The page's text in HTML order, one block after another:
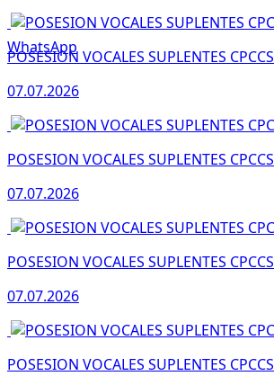
WhatsApp
POSESION VOCALES SUPLENTES CPCCS
07.07.2026
POSESION VOCALES SUPLENTES CPCCS
07.07.2026
POSESION VOCALES SUPLENTES CPCCS
07.07.2026
POSESION VOCALES SUPLENTES CPCCS